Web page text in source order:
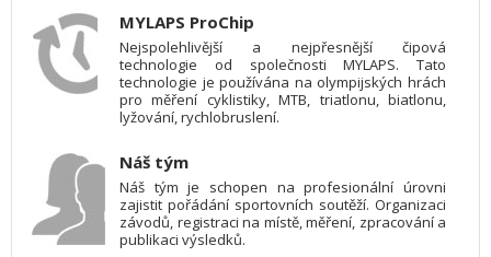
MYLAPS ProChip
Nejspolehlivější a nejpřesnější čipová
technologie od společnosti MYLAPS. Tato
technologie je používána na olympijských hrách
pro měření cyklistiky, MTB, triatlonu, biatlonu,
lyžování, rychlobruslení.
Náš tým
Náš tým je schopen na profesionální úrovni
zajistit pořádání sportovních soutěží. Organizaci
závodů, registraci na místě, měření, zpracování a
publikaci výsledků.